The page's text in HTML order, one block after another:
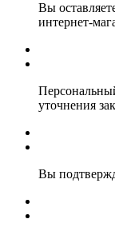
Вы
интернет-
уточнения
Вы